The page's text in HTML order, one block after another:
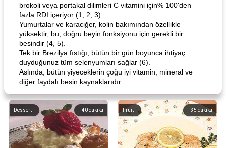
brokoli veya portakal dilimleri C vitamini için% 100'den
fazla RDI içeriyor (1, 2, 3).
Yumurtalar ve karaciğer, kolin bakımından özellikle
yüksektir, bu, doğru beyin fonksiyonu için gerekli bir
besindir (4, 5).
Tek bir Brezilya fıstığı, bütün bir gün boyunca ihtiyaç
duyduğunuz tüm selenyumları sağlar (6).
Aslında, bütün yiyeceklerin çoğu iyi vitamin, mineral ve
diğer faydalı besin kaynaklarıdır.
40dakika
Dessert 35 dakika
Fruit